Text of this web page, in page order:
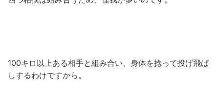
100キロ以上ある相手と組み合い、身体を捻って投げ飛ば
しするわけですから。